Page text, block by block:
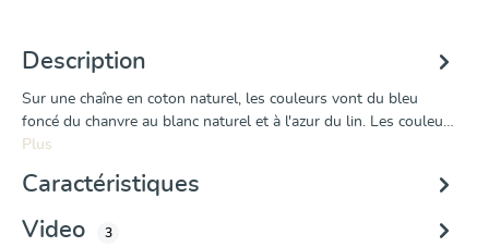
Description
Sur une chaîne en coton naturel, les couleurs vont du bleu
foncé du chanvre au blanc naturel et à l'azur du lin. Les couleu…
Plus
Caractéristiques
Video
3